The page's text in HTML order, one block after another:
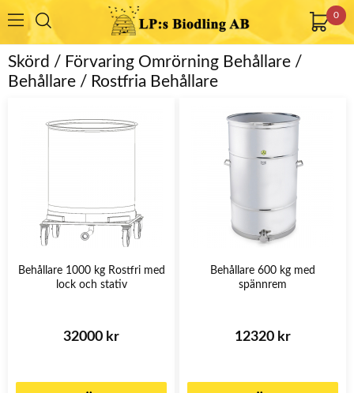
0
Skörd / Förvaring Omrörning Behållare /
Behållare / Rostfria Behållare
Behållare 1000 kg Rostfri med
lock och stativ
32000 kr
Behållare 600 kg med
spännrem
12320 kr